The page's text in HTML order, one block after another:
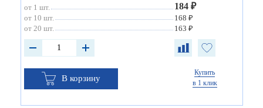
от 1 шт. 184 ₽
от 10 шт.
168 ₽
от 20 шт.
163 ₽
В корзину
Купить
в 1 клик